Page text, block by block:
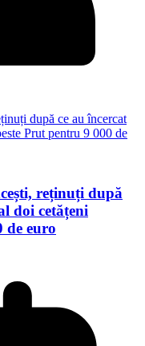
reținuți după
doi cetățeni
de euro